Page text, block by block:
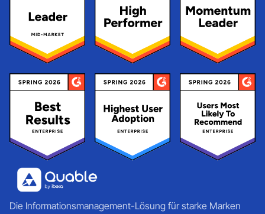
Die Informationsmanagement-Lösung für starke Marken